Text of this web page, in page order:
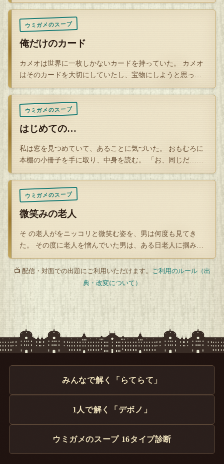
— ミスです、二十六首目ですorz
解答を開封する
タップで封を割る
ウミガメのスープ
俺だけのカード
カメオは世界に一枚しかないカードを持っていた。 カメオ
はそのカードを大切にしていたし、宝物にしようと思って
いた。 しかし…
ウミガメのスープ
はじめての…
私は窓を見つめていて、あることに気づいた。 おもむろに
本棚の小冊子を手に取り、中身を読む。 「お、同じだ…あ
の時と…！」…
ウミガメのスープ
微笑みの老人
そ の老人がをニッコリと微笑む姿を、男は何度も見てき
た。 その度に老人を憎んでいた男は、ある日老人に掴みか
かった。 どう…
📺 配信・対面での出題にご利用いただけます。 ご利用のルール（出
典・改変について）
みんなで解く「らてらて」
1人で解く「デボノ」
ウミガメのスープ 16タイプ診断